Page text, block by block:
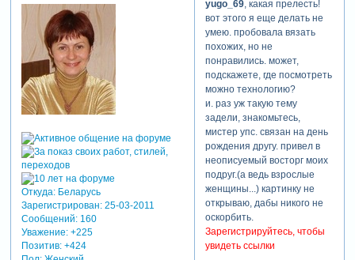
Откуда:Беларусь
Зарегистрирован: 25-03-2011
Сообщений:160
Уважение: +225
Позитив: +424
yugo_69, какая прелесть!
вот этого я еще делать не
умею. пробовала вязать
похожих, но не
понравились. может,
подскажете, где посмотреть
можно технологию?
и. раз уж такую тему
задели, знакомьтесь,
мистер упс. связан на день
рождения другу. привел в
неописуемый восторг моих
подруг.(а ведь взрослые
женщины...) картинку не
открываю, дабы никого не
оскорбить.
Зарегистрируйтесь, чтобы
увидеть ссылки